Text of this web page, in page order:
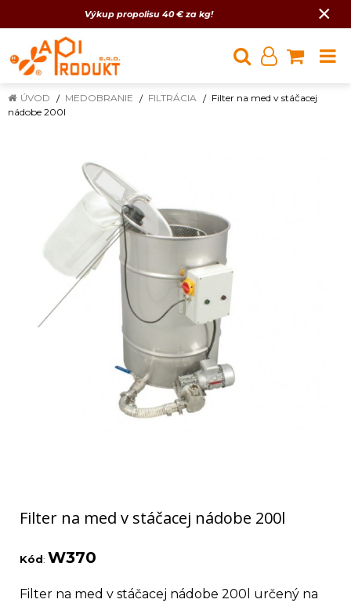
Výkup propolisu 40 € za kg! ×
ÚVOD MEDOBRANIE FILTRÁCIA
Filter na med v stáčacej
nádobe 200l
Filter na med v stáčacej nádobe 200l
Kód: W370
Filter na med v stáčacej nádobe 200l určený na